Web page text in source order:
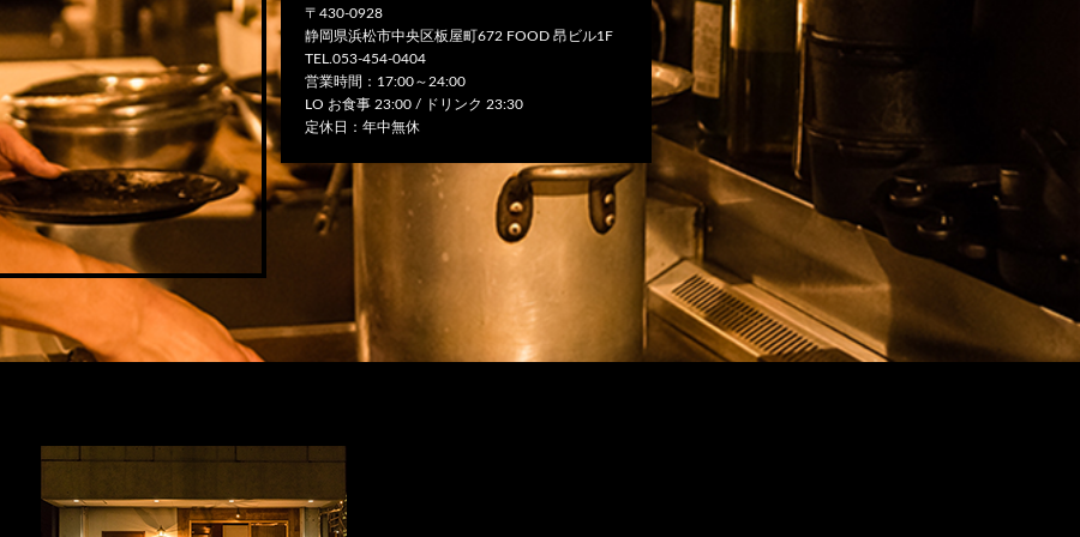
〒430-0928
静岡県浜松市中央区板屋町672 FOOD 昂ビル1F
TEL.053-454-0404
営業時間：17:00～24:00
LO お食事 23:00 / ドリンク 23:30
定休日：年中無休